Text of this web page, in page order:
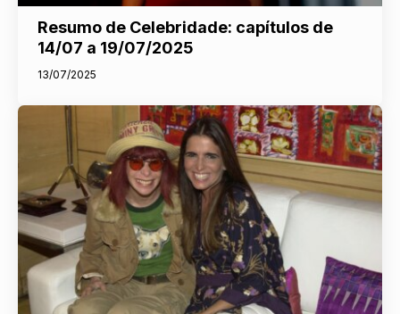
Resumo de Celebridade: capítulos de
14/07 a 19/07/2025
13/07/2025